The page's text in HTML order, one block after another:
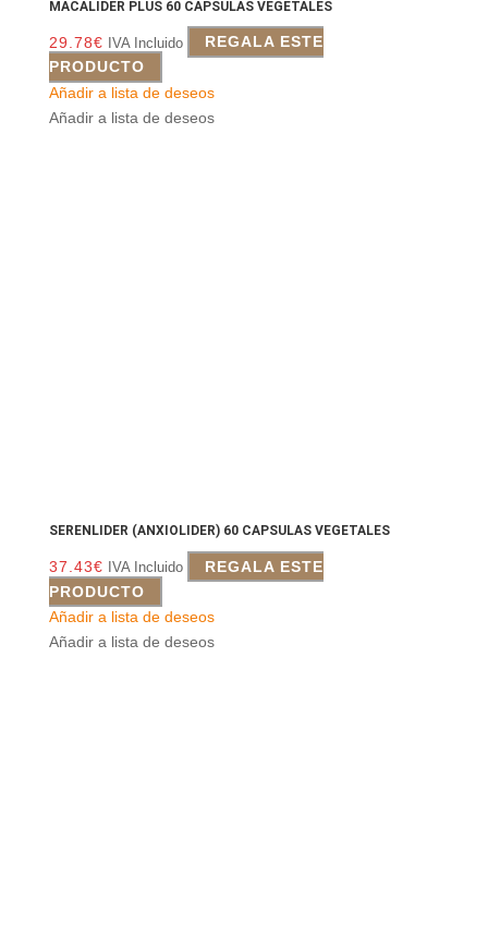
MACALIDER PLUS 60 CAPSULAS VEGETALES
29.78€ IVA Incluido
REGALA ESTE
PRODUCTO
Añadir a lista de deseos
Añadir a lista de deseos
SERENLIDER (ANXIOLIDER) 60 CAPSULAS VEGETALES
37.43€ IVA Incluido
REGALA ESTE
PRODUCTO
Añadir a lista de deseos
Añadir a lista de deseos